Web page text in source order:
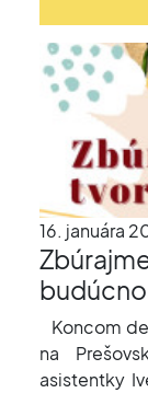
16. januára
Koncom
na
asistentky